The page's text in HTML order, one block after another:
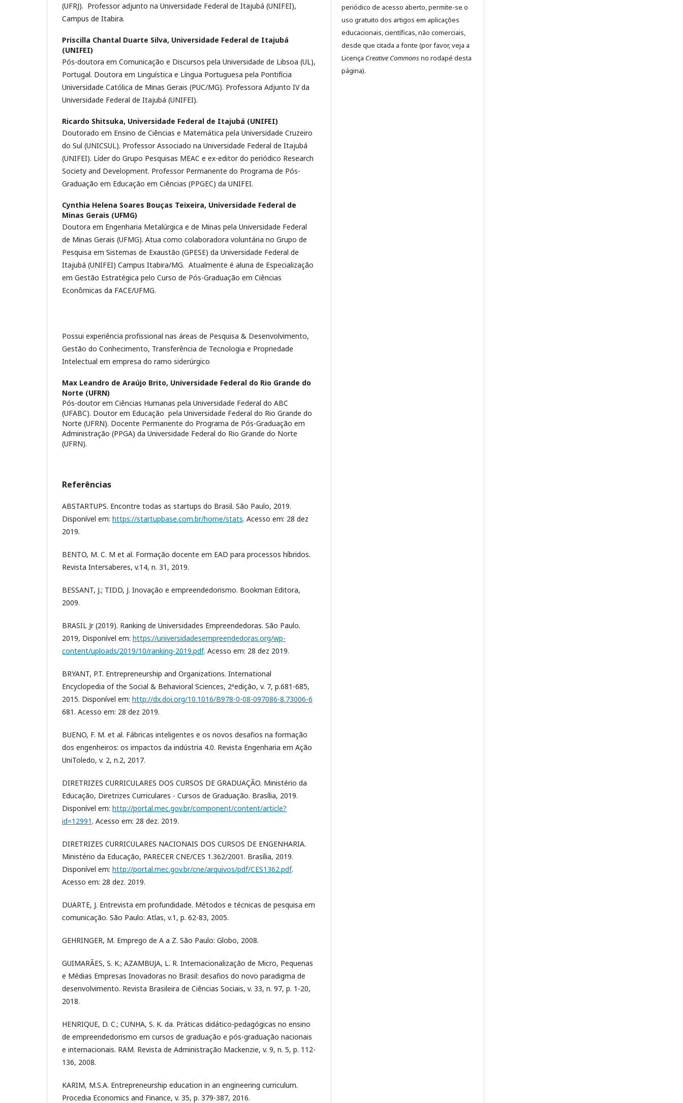
(UFRJ). Professor adjunto na Universidade Federal de Itajubá (UNIFEI),
Campus de Itabira.
Priscilla Chantal Duarte Silva, Universidade Federal de Itajubá
(UNIFEI)
Pós-doutora em Comunicação e Discursos pela Universidade de Libsoa (UL),
Portugal. Doutora em Linguística e Língua Portuguesa pela Pontifícia
Universidade Católica de Minas Gerais (PUC/MG). Professora Adjunto IV da
Universidade Federal de Itajubá (UNIFEI).
Ricardo Shitsuka, Universidade Federal de Itajubá (UNIFEI)
Doutorado em Ensino de Ciências e Matemática pela Universidade Cruzeiro
do Sul (UNICSUL). Professor Associado na Universidade Federal de Itajubá
(UNIFEI). Líder do Grupo Pesquisas MEAC e ex-editor do periódico Research
Society and Development. Professor Permanente do Programa de Pós-
Graduação em Educação em Ciências (PPGEC) da UNIFEI.
Cynthia Helena Soares Bouças Teixeira, Universidade Federal de
Minas Gerais (UFMG)
Doutora em Engenharia Metalúrgica e de Minas pela Universidade Federal
de Minas Gerais (UFMG). Atua como colaboradora voluntária no Grupo de
Pesquisa em Sistemas de Exaustão (GPESE) da Universidade Federal de
Itajubá (UNIFEI) Campus Itabira/MG. Atualmente é aluna de Especialização
em Gestão Estratégica pelo Curso de Pós-Graduação em Ciências
Econômicas da FACE/UFMG.
Possui experiência profissional nas áreas de Pesquisa & Desenvolvimento,
Gestão do Conhecimento, Transferência de Tecnologia e Propriedade
Intelectual em empresa do ramo siderúrgico
Max Leandro de Araújo Brito, Universidade Federal do Rio Grande do
Norte (UFRN)
Pós-doutor em Ciências Humanas pela Universidade Federal do ABC
(UFABC). Doutor em Educação pela Universidade Federal do Rio Grande do
Norte (UFRN). Docente Permanente do Programa de Pós-Graduação em
Administração (PPGA) da Universidade Federal do Rio Grande do Norte
(UFRN).
Referências
ABSTARTUPS. Encontre todas as startups do Brasil. São Paulo, 2019.
Disponível em: https://startupbase.com.br/home/stats. Acesso em: 28 dez
2019.
BENTO, M. C. M et al. Formação docente em EAD para processos híbridos.
Revista Intersaberes, v.14, n. 31, 2019.
BESSANT, J.; TIDD, J. Inovação e empreendedorismo. Bookman Editora,
2009.
BRASIL Jr (2019). Ranking de Universidades Empreendedoras. São Paulo.
2019, Disponível em: https://universidadesempreendedoras.org/wp-
content/uploads/2019/10/ranking-2019.pdf. Acesso em: 28 dez 2019.
BRYANT, P.T. Entrepreneurship and Organizations. International
Encyclopedia of the Social & Behavioral Sciences, 2ªedição, v. 7, p.681-685,
2015. Disponível em: http://dx.doi.org/10.1016/B978-0-08-097086-8.73006-6
681. Acesso em: 28 dez 2019.
BUENO, F. M. et al. Fábricas inteligentes e os novos desafios na formação
dos engenheiros: os impactos da indústria 4.0. Revista Engenharia em Ação
UniToledo, v. 2, n.2, 2017.
DIRETRIZES CURRICULARES DOS CURSOS DE GRADUAÇÃO. Ministério da
Educação, Diretrizes Curriculares - Cursos de Graduação. Brasília, 2019.
Disponível em: http://portal.mec.gov.br/component/content/article?
id=12991. Acesso em: 28 dez. 2019.
DIRETRIZES CURRICULARES NACIONAIS DOS CURSOS DE ENGENHARIA.
Ministério da Educação, PARECER CNE/CES 1.362/2001. Brasília, 2019.
Disponível em: http://portal.mec.gov.br/cne/arquivos/pdf/CES1362.pdf.
Acesso em: 28 dez. 2019.
DUARTE, J. Entrevista em profundidade. Métodos e técnicas de pesquisa em
comunicação. São Paulo: Atlas, v.1, p. 62-83, 2005.
GEHRINGER, M. Emprego de A a Z. São Paulo: Globo, 2008.
GUIMARÃES, S. K.; AZAMBUJA, L. R. Internacionalização de Micro, Pequenas
e Médias Empresas Inovadoras no Brasil: desafios do novo paradigma de
desenvolvimento. Revista Brasileira de Ciências Sociais, v. 33, n. 97, p. 1-20,
2018.
HENRIQUE, D. C.; CUNHA, S. K. da. Práticas didático-pedagógicas no ensino
de empreendedorismo em cursos de graduação e pós-graduação nacionais
e internacionais. RAM. Revista de Administração Mackenzie, v. 9, n. 5, p. 112-
136, 2008.
KARIM, M.S.A. Entrepreneurship education in an engineering curriculum.
Procedia Economics and Finance, v. 35, p. 379-387, 2016.
periódico de acesso aberto, permite-se o
uso gratuito dos artigos em aplicações
educacionais, científicas, não comerciais,
desde que citada a fonte (por favor, veja a
Licença Creative Commonsno rodapé desta
página).